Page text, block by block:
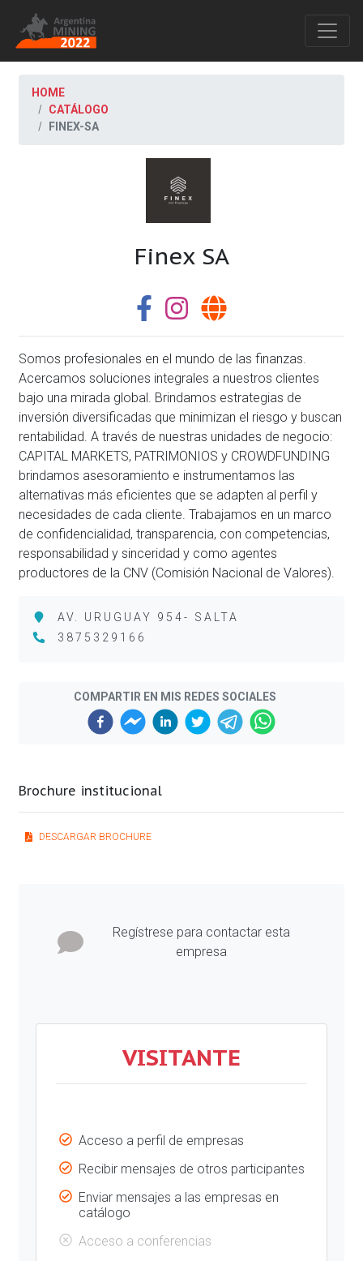
HOME
CATÁLOGO
FINEX-SA
Finex SA
Somos profesionales en el mundo de las finanzas.
Acercamos soluciones integrales a nuestros clientes
bajo una mirada global. Brindamos estrategias de
inversión diversificadas que minimizan el riesgo y buscan
rentabilidad. A través de nuestras unidades de negocio:
CAPITAL MARKETS, PATRIMONIOS y CROWDFUNDING
brindamos asesoramiento e instrumentamos las
alternativas más eficientes que se adapten al perfil y
necesidades de cada cliente. Trabajamos en un marco
de confidencialidad, transparencia, con competencias,
responsabilidad y sinceridad y como agentes
productores de la CNV (Comisión Nacional de Valores).
AV. URUGUAY 954- SALTA
3875329166
COMPARTIR EN MIS REDES SOCIALES
Brochure institucional
DESCARGAR BROCHURE
Regístrese para contactar esta
empresa
VISITANTE
Acceso a perfil de empresas
Recibir mensajes de otros participantes
Enviar mensajes a las empresas en
catálogo
Acceso a conferencias